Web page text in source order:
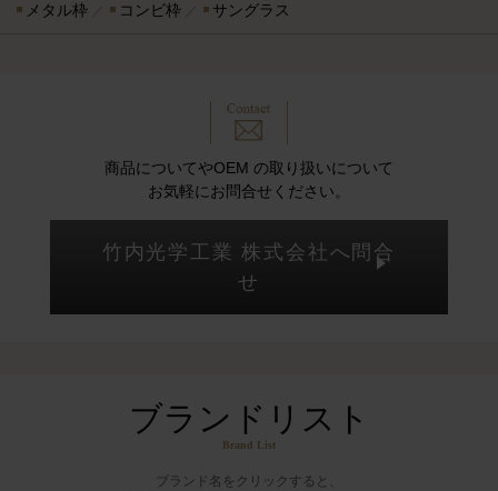
メタル枠 コンビ枠 サングラス
商品についてやOEM の取り扱いについて
お気軽にお問合せください。
竹内光学工業 株式会社へ問合
せ
ブランドリスト
Brand List
ブランド名をクリックすると、